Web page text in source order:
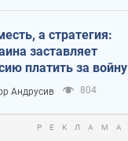
а стратегия:
заставляет
платить за войну
Андрусив 804